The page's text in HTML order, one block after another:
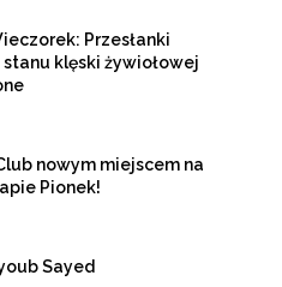
Przesłanki
klęski żywiołowej
nowym miejscem na
Pionek!
Sayed